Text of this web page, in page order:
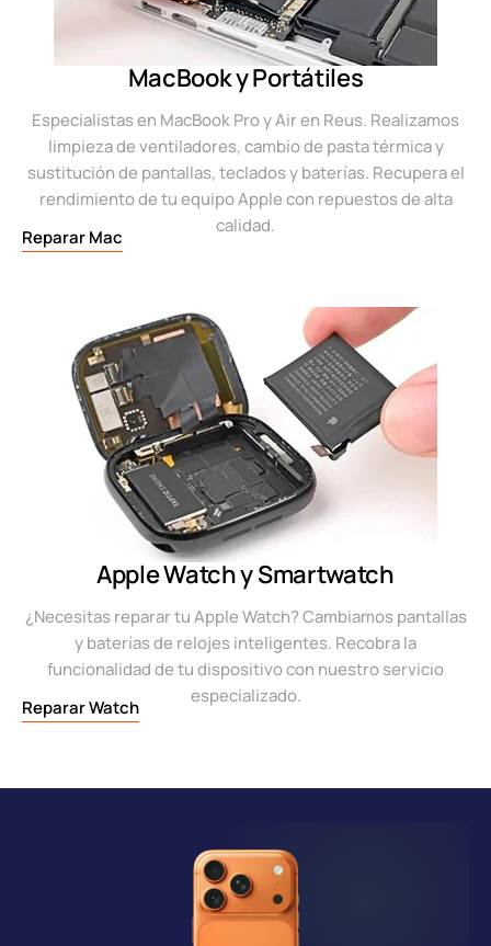
MacBook y Portátiles
Especialistas en MacBook Pro y Air en Reus. Realizamos
limpieza de ventiladores, cambio de pasta térmica y
sustitución de pantallas, teclados y baterías. Recupera el
rendimiento de tu equipo Apple con repuestos de alta
calidad.
Reparar Mac
Apple Watch y Smartwatch
¿Necesitas reparar tu Apple Watch? Cambiamos pantallas
y baterías de relojes inteligentes. Recobra la
funcionalidad de tu dispositivo con nuestro servicio
especializado.
Reparar Watch